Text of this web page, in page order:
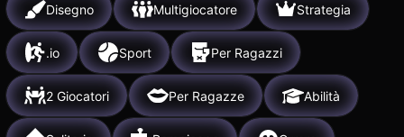
Disegno Multigiocatore Strategia
.io Sport Per Ragazzi
2 Giocatori Per Ragazze Abilità